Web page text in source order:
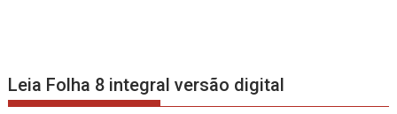
Leia Folha 8 integral versão digital